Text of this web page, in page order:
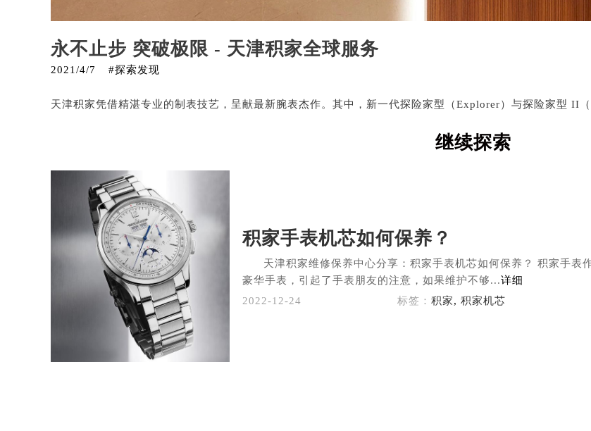
永不止步 突破极限 - 天津积家全球服务
2021/4/7 #探索发现
天津积家凭借精湛专业的制表技艺，呈献最新腕表杰作。其中，新一代探险家型（Explorer）与探险家型 II
继续探索
积家手表机芯如何保养？
天津积家维修保养中心分享：积家手表机芯如何保养？ 积家手表
豪华手表，引起了手表朋友的注意，如果维护不够...详细
2022-12-24
标签： 积家, 积家机芯